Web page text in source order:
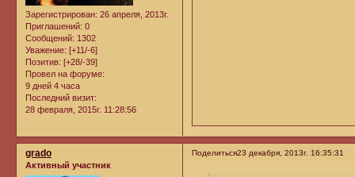
Зарегистрирован: 26 апреля, 2013г.
Приглашений: 0
Сообщений: 1302
Уважение: [+11/-6]
Позитив: [+28/-39]
Провел на форуме:
9 дней 4 часа
Последний визит:
28 февраля, 2015г. 11:28:56
Поделиться23 декабря, 2013г. 16:35:31
grado
Активный участник